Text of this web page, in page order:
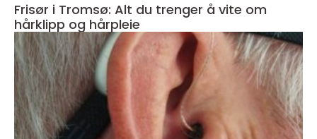
Frisør i Tromsø: Alt du trenger å vite om
hårklipp og hårpleie